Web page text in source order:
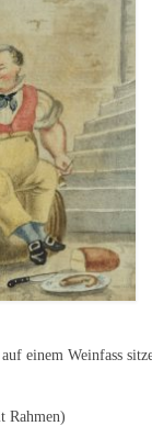
einem Weinfass
Rahmen)